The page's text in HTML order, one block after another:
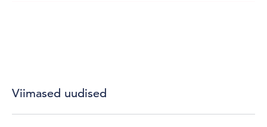
Viimased uudised